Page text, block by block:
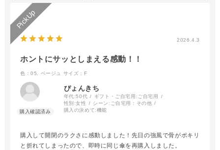
2026.4.3
ホントにサッとしまえる感動！！
色：05. ベージュ サイズ：F
ぴょんきち
年代:50代 ギフト・ご自宅用: ご自宅用
性別:女性 シーン: ご自宅用：その他
購入の決めて:機能
購入して開閉のラクさに感動しました！先日の強風で骨がポキリ
と折れてしまったので、即時に同じ傘を再購入しました。